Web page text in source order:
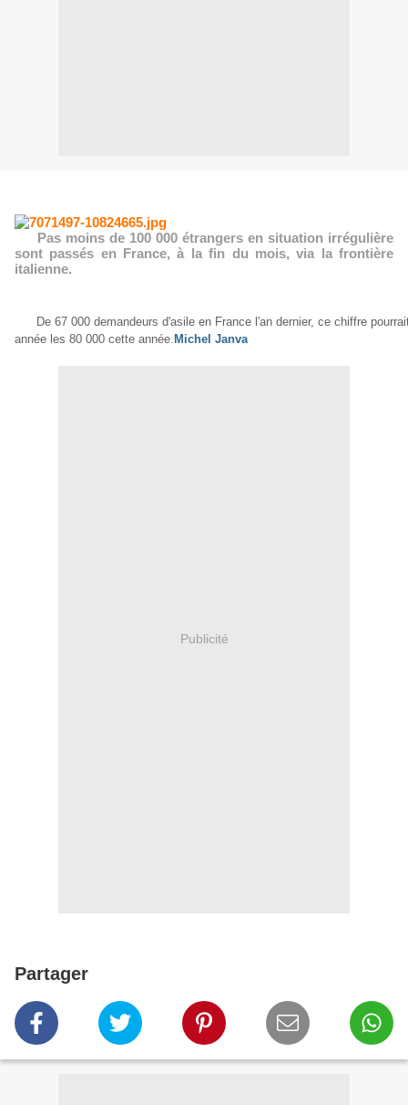
Pas moins de 100 000 étrangers en situation irrégulière
sont passés en France, à la fin du mois, via la frontière
italienne.
De 67 000 demandeurs d'asile en France l'an dernier, ce chiffre
année les 80 000 cette année. Michel Janva
Publicité
Partager